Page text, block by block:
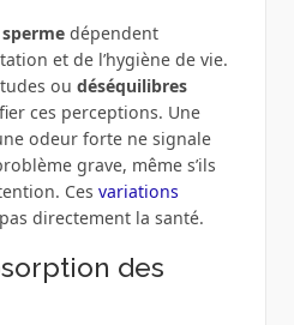
spermedépendent
et de l’hygiène de vie.
ou déséquilibres
ces perceptions. Une
odeur forte ne signale
grave, même s’ils
Ces variations
directement la santé.
des